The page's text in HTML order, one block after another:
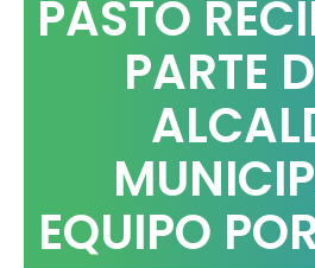
PASTO
PARTE
EQUIPO